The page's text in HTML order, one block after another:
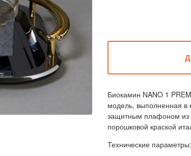
Биокамин NANO 1
модель, выполненная в
защитным плафоном из
порошковой краской
Технические параметры: